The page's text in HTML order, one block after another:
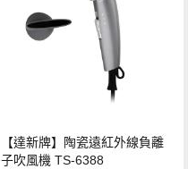
【達新牌】陶瓷遠紅外線負離
子吹風機 TS-6388